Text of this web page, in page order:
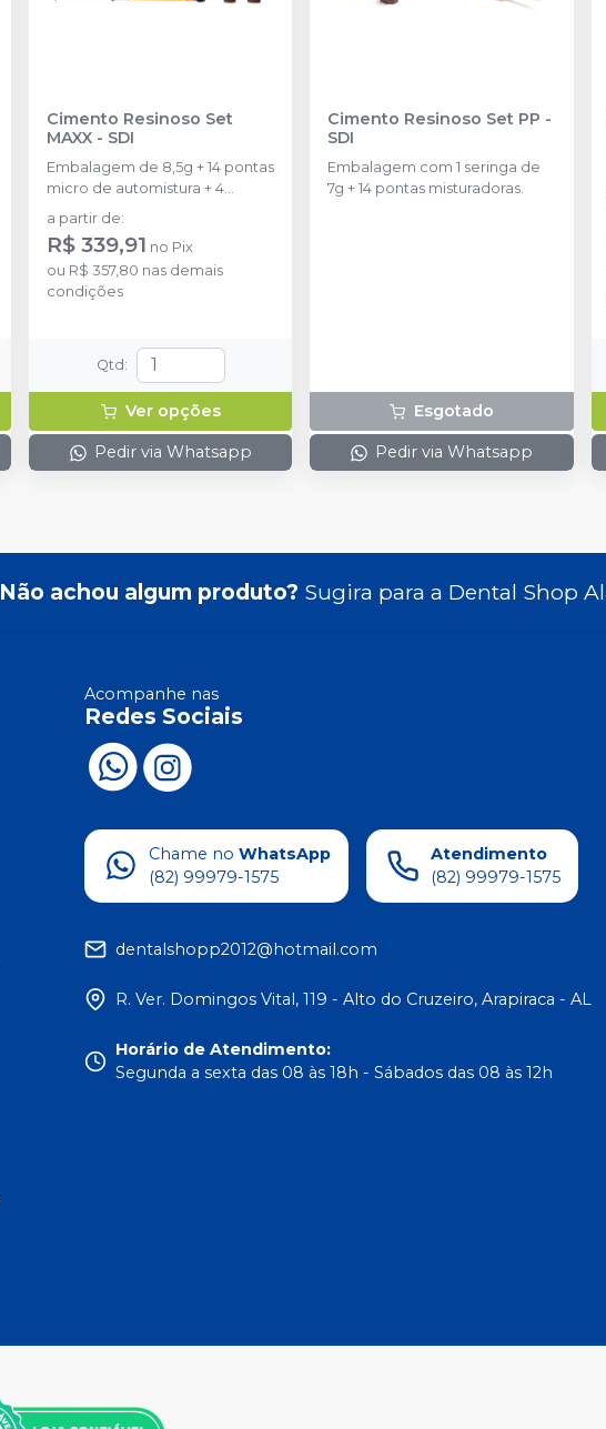
Cimento Resinoso Set
MAXX - SDI
Embalagem de 8,5g + 14 pontas
micro de automistura + 4
pontas
a partir de:
R$ 339,91 no Pix
ou R$ 357,80 nas demais
condições
Qtd :
Ver opções
Pedir via Whatsapp
Cimento Resinoso Set PP -
SDI
Embalagem com 1 seringa de
7g + 14 pontas misturadoras.
Esgotado
Pedir via Whatsapp
Não achou algum produto? Sugira para a Dental Shop
Acompanhe nas
Redes Sociais
Chame no WhatsApp
(82) 99979-1575
Atendimento
(82) 99979-1575
dentalshopp2012@hotmail.com
R. Ver. Domingos Vital, 119 - Alto do Cruzeiro, Arapiraca - AL
Horário de Atendimento:
Segunda a sexta das 08 às 18h - Sábados das 08 às 12h